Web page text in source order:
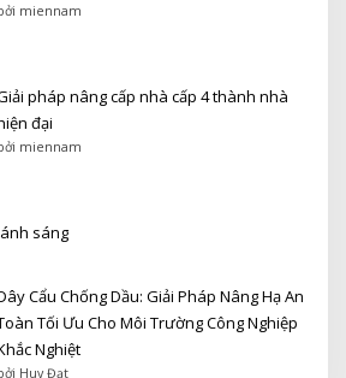
miennam
pháp nâng cấp nhà cấp 4 thành nhà
đại
miennam
sáng
Cẩu Chống Dầu: Giải Pháp Nâng Hạ An
Tối Ưu Cho Môi Trường Công Nghiệp
Nghiệt
Huy Đạt